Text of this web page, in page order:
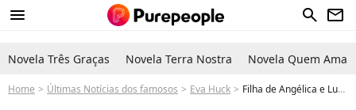
menu search newsletter
Novela Três Graças Novela Terra Nostra Novela Quem Ama
Home Últimas Notícias dos famosos Eva Huck Filha de Angélica e Luciano Huck, Eva estrela ensaio fashion aos 9 anos. Fotos!